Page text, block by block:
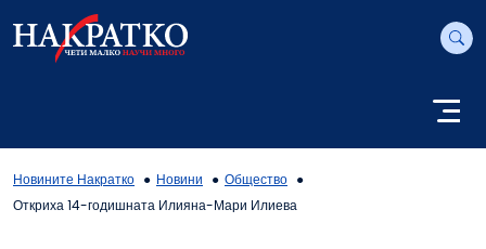
Новините Накратко Новини
Общество
Откриха 14-годишната Илияна-Мари Илиева